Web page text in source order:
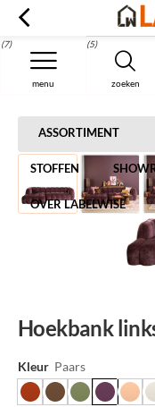
zoeken
(5)
menu
(7)
Menu
ASSORTIMENT
STOFFEN
OVER LABELWISE
Home Hoekbank
Hoekbank
Kleur Paars